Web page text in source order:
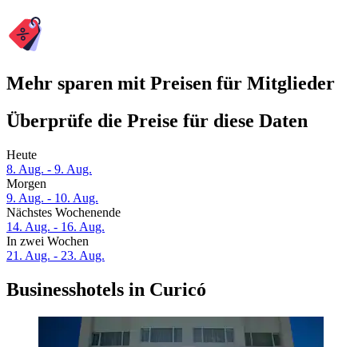
Mehr sparen mit Preisen für Mitglieder
Überprüfe die Preise für diese Daten
Heute
8. Aug. - 9. Aug.
Morgen
9. Aug. - 10. Aug.
Nächstes Wochenende
14. Aug. - 16. Aug.
In zwei Wochen
21. Aug. - 23. Aug.
Businesshotels in Curicó